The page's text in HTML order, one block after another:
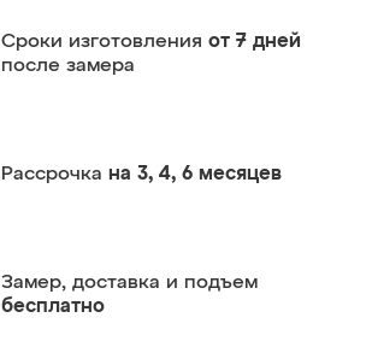
Сроки изготовления от 7 дней
после замера
Рассрочка на 3, 4, 6 месяцев
Замер, доставка и подъем
бесплатно